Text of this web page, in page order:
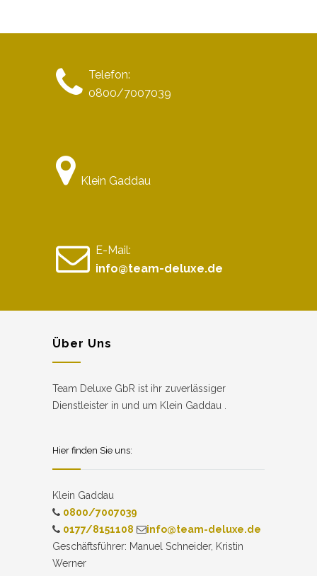
Telefon:
0800/7007039
Klein Gaddau
E-Mail:
info@team-deluxe.de
Über Uns
Team Deluxe GbR ist ihr zuverlässiger
Dienstleister in und um Klein Gaddau .
Hier finden Sie uns:
Klein Gaddau
0800/7007039
0177/8151108
info@team-deluxe.de
Geschäftsführer: Manuel Schneider, Kristin
Werner